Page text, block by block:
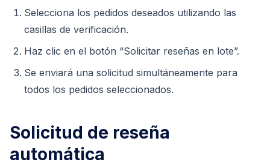
Selecciona los pedidos deseados utilizando las
casillas de verificación.
Haz clic en el botón “Solicitar reseñas en lote”.
Se enviará una solicitud simultáneamente para
todos los pedidos seleccionados.
Solicitud de reseña
automática